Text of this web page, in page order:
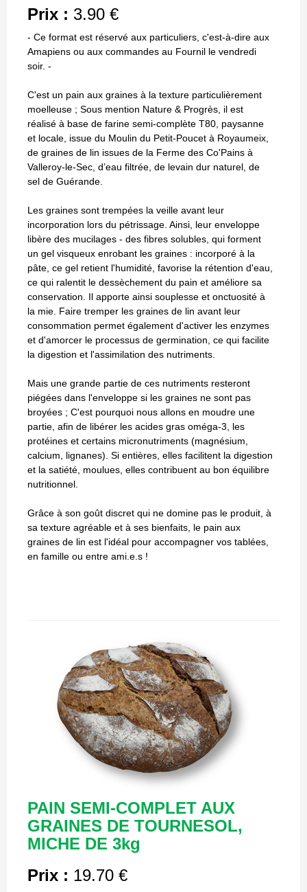
Prix : 3.90 €
- Ce format est réservé aux particuliers, c'est-à-dire aux
Amapiens ou aux commandes au Fournil le vendredi
soir. -
C'est un pain aux graines à la texture particulièrement
moelleuse ; Sous mention Nature & Progrès, il est
réalisé à base de farine semi-complète T80, paysanne
et locale, issue du Moulin du Petit-Poucet à Royaumeix,
de graines de lin issues de la Ferme des Co'Pains à
Valleroy-le-Sec, d’eau filtrée, de levain dur naturel, de
sel de Guérande.
Les graines sont trempées la veille avant leur
incorporation lors du pétrissage. Ainsi, leur enveloppe
libère des mucilages - des fibres solubles, qui forment
un gel visqueux enrobant les graines : incorporé à la
pâte, ce gel retient l'humidité, favorise la rétention d'eau,
ce qui ralentit le dessèchement du pain et améliore sa
conservation. Il apporte ainsi souplesse et onctuosité à
la mie. Faire tremper les graines de lin avant leur
consommation permet également d'activer les enzymes
et d'amorcer le processus de germination, ce qui facilite
la digestion et l'assimilation des nutriments.
Mais une grande partie de ces nutriments resteront
piégées dans l'enveloppe si les graines ne sont pas
broyées ; C'est pourquoi nous allons en moudre une
partie, afin de libérer les acides gras oméga-3, les
protéines et certains micronutriments (magnésium,
calcium, lignanes). Si entières, elles facilitent la digestion
et la satiété, moulues, elles contribuent au bon équilibre
nutritionnel.
Grâce à son goût discret qui ne domine pas le produit, à
sa texture agréable et à ses bienfaits, le pain aux
graines de lin est l'idéal pour accompagner vos tablées,
en famille ou entre ami.e.s !
PAIN SEMI-COMPLET AUX
GRAINES DE TOURNESOL,
MICHE DE 3kg
Prix : 19.70 €